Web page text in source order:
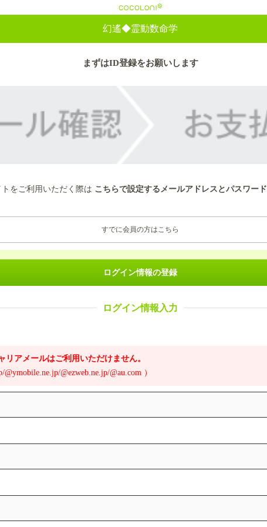
幻遙◆霊動数命学
まずはID登録をお願いします
をご利用いただく際は こちらで設定するメールアドレスとパスワード
すでに会員の方はこちら
ログイン情報の登録
ログイン情報入力
アメールはご利用いただけません。
@ezweb.ne.jp/@au.com ）